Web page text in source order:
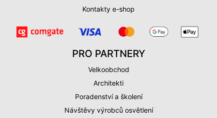
Kontakty e-shop
PRO PARTNERY
Velkoobchod
Architekti
Poradenství a školení
Návštěvy výrobců osvětlení